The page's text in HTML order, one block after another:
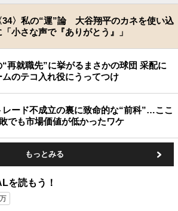
34〉私の“運”論 大谷翔平のカネを使い込
小さな声で『ありがとう』」
“再就職先”に挙がるまさかの球団 采配に
のテコ入れ役にうってつけ
レード不成立の裏に致命的な“前科”…ここ
でも市場価値が低かったワケ
もっとみる
を読もう！